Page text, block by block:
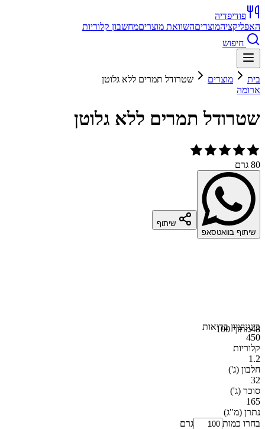
פודיפדיה
האפליקציהמוצריםהשוואת מוצריםמחשבון קלוריות
חיפוש
בית מוצרים
שטרודל תמרים ללא גלוטן
ארומה
שטרודל תמרים ללא גלוטן
80 גרם
שיתוף בוואטסאפ
שיתוף
48מתוך 100בינוניציון בריאות
450
קלוריות
1.2
חלבון (ג')
32
סוכר (ג')
165
נתרן (מ"ג)
בחרו כמות
גרם